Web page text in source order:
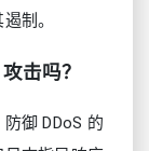
制。
击吗？
御 DDoS 的